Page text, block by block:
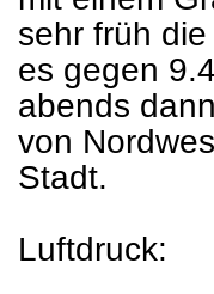
sehr früh
es gegen
abends
von
Stadt.
Luftdruck: